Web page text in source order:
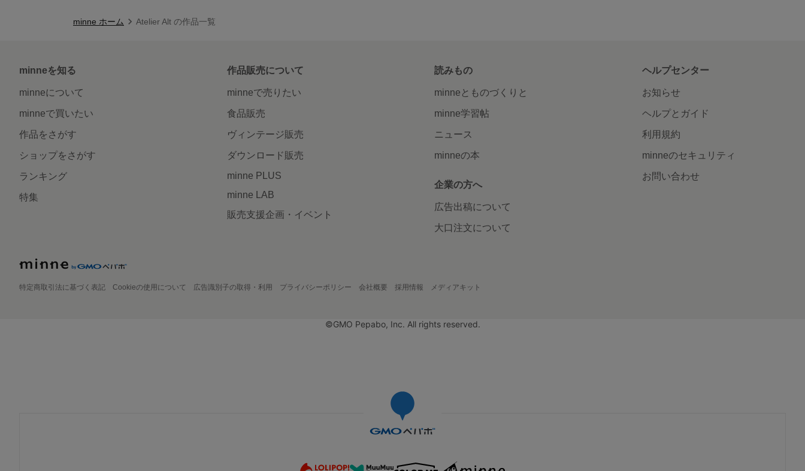
minne ホーム Atelier Alt の作品一覧
minneを知る
minneについて
minneで買いたい
作品をさがす
ショップをさがす
ランキング
特集
作品販売について
minneで売りたい
食品販売
ヴィンテージ販売
ダウンロード販売
minne PLUS
minne LAB
販売支援企画・イベント
読みもの
minneとものづくりと
minne学習帖
ニュース
minneの本
企業の方へ
広告出稿について
大口注文について
ヘルプセンター
お知らせ
ヘルプとガイド
利用規約
minneのセキュリティ
お問い合わせ
特定商取引法に基づく表記 Cookieの使用について 広告識別子の取得・利用 プライバシーポリシー 会社概要 採用情報 メディアキット
©GMO Pepabo, Inc. All rights reserved.